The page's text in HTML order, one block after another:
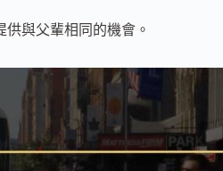
與父輩相同的機會。